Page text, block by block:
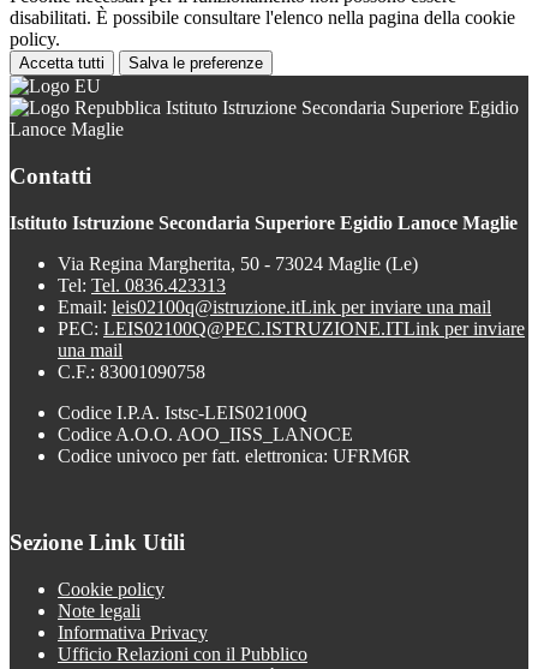
disabilitati. È possibile consultare l'elenco nella pagina della cookie
policy.
Accetta tutti Salva le preferenze
Istituto Istruzione Secondaria Superiore Egidio
Lanoce Maglie
Contatti
Istituto Istruzione Secondaria Superiore Egidio Lanoce Maglie
Via Regina Margherita, 50 - 73024 Maglie (Le)
Tel: Tel. 0836.423313
Email: leis02100q@istruzione.itLink per inviare una mail
PEC: LEIS02100Q@PEC.ISTRUZIONE.ITLink per inviare
una mail
C.F.: 83001090758
Codice I.P.A. Istsc-LEIS02100Q
Codice A.O.O. AOO_IISS_LANOCE
Codice univoco per fatt. elettronica: UFRM6R
Sezione Link Utili
Cookie policy
Note legali
Informativa Privacy
Ufficio Relazioni con il Pubblico